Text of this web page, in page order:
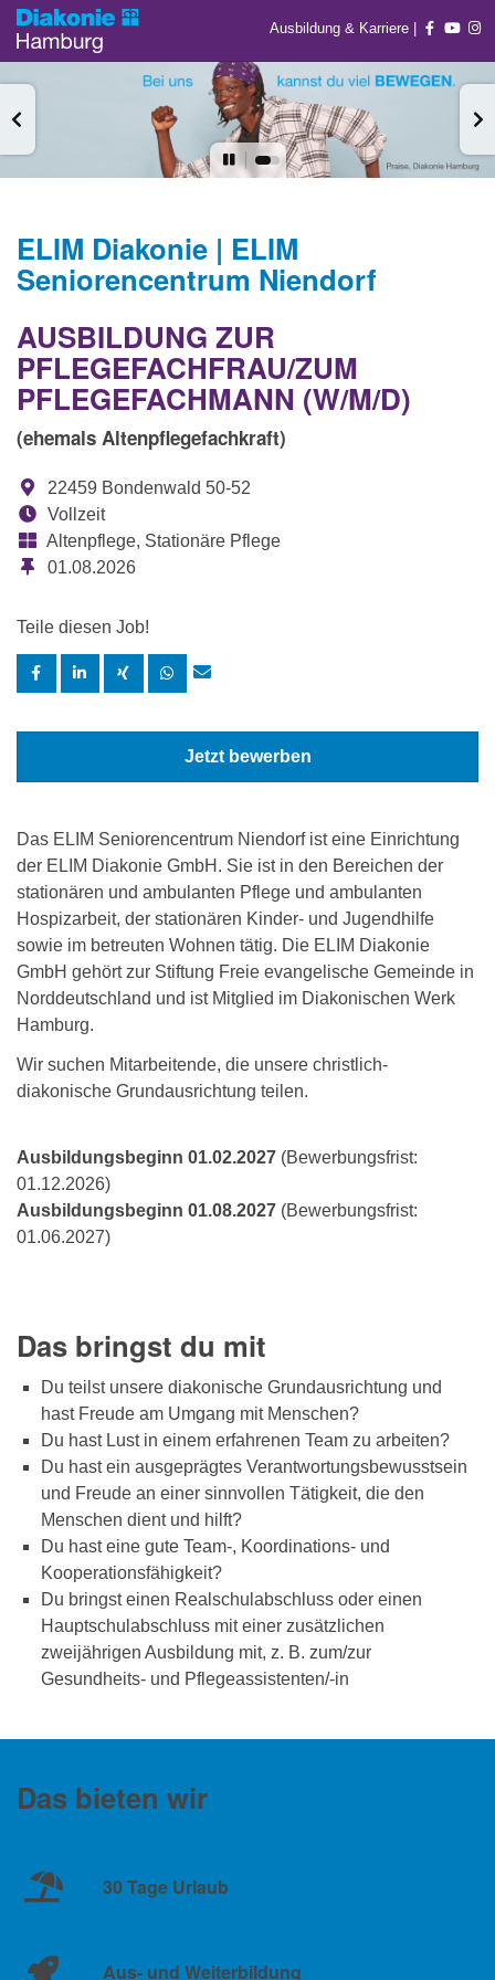
Ausbildung & Karriere |
ELIM Diakonie | ELIM
Seniorencentrum Niendorf
AUSBILDUNG ZUR
PFLEGEFACHFRAU/ZUM
PFLEGEFACHMANN (W/M/D)
(ehemals Altenpflegefachkraft)
22459 Bondenwald 50-52
Vollzeit
Altenpflege, Stationäre Pflege
01.08.2026
Teile diesen Job!
Jetzt bewerben
Das ELIM Seniorencentrum Niendorf ist eine Einrichtung
der ELIM Diakonie GmbH. Sie ist in den Bereichen der
stationären und ambulanten Pflege und ambulanten
Hospizarbeit, der stationären Kinder- und Jugendhilfe
sowie im betreuten Wohnen tätig. Die ELIM Diakonie
GmbH gehört zur Stiftung Freie evangelische Gemeinde in
Norddeutschland und ist Mitglied im Diakonischen Werk
Hamburg.
Wir suchen Mitarbeitende, die unsere christlich-
diakonische Grundausrichtung teilen.
Ausbildungsbeginn 01.02.2027 (Bewerbungsfrist:
01.12.2026)
Ausbildungsbeginn 01.08.2027 (Bewerbungsfrist:
01.06.2027)
Das bringst du mit
Du teilst unsere diakonische Grundausrichtung und
hast Freude am Umgang mit Menschen?
Du hast Lust in einem erfahrenen Team zu arbeiten?
Du hast ein ausgeprägtes Verantwortungsbewusstsein
und Freude an einer sinnvollen Tätigkeit, die den
Menschen dient und hilft?
Du hast eine gute Team-, Koordinations- und
Kooperationsfähigkeit?
Du bringst einen Realschulabschluss oder einen
Hauptschulabschluss mit einer zusätzlichen
zweijährigen Ausbildung mit, z. B. zum/zur
Gesundheits- ­und Pflegeassistenten/-in
Das bieten wir
30 Tage Urlaub
Aus- und Weiterbildung